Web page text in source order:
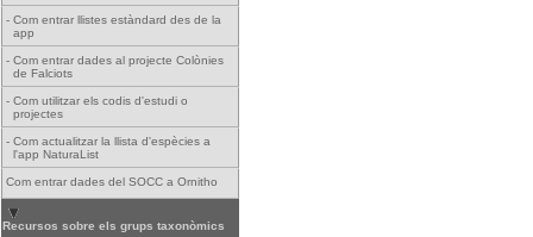
- Com entrar llistes estàndard des de la
app
- Com entrar dades al projecte Colònies
de Falciots
- Com utilitzar els codis d'estudi o
projectes
- Com actualitzar la llista d'espècies a
l'app NaturaList
Com entrar dades del SOCC a Ornitho
Recursos sobre els grups taxonòmics